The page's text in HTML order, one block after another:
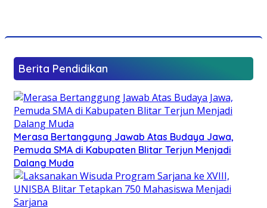
Berita Pendidikan
Merasa Bertanggung Jawab Atas Budaya Jawa,
Pemuda SMA di Kabupaten Blitar Terjun Menjadi
Dalang Muda